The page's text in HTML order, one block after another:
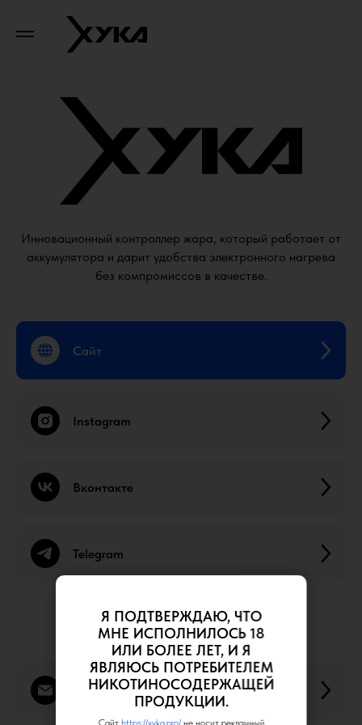
Я ПОДТВЕРЖДАЮ, ЧТО
МНЕ ИСПОЛНИЛОСЬ 18
ИЛИ БОЛЕЕ ЛЕТ, И Я
ЯВЛЯЮСЬ ПОТРЕБИТЕЛЕМ
НИКОТИНОСОДЕРЖАЩЕЙ
ПРОДУКЦИИ.
Сайт https://xyka.pro/не носит рекламный
Инновационный контроллер жара, который работает от
аккумулятора и дарит удобства электронного нагрева
без компромиссов в качестве.
Сайт
Instagram
Вконтакте
Telegram
Написать нам
По всем вопросам